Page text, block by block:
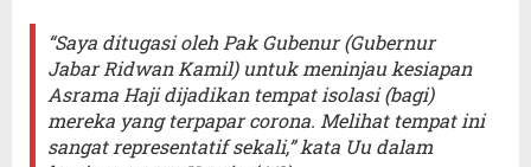
“Saya ditugasi oleh Pak Gubenur (Gubernur
Jabar Ridwan Kamil) untuk meninjau kesiapan
Asrama Haji dijadikan tempat isolasi (bagi)
mereka yang terpapar corona. Melihat tempat ini
sangat representatif sekali,” kata Uu dalam